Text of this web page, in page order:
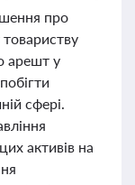
про
арешт у
сфері.
активів на